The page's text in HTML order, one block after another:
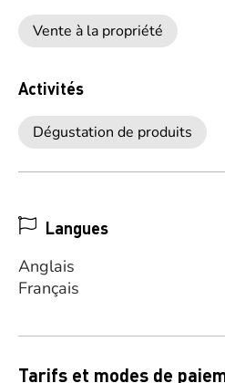
Vente à la propriété
Activités
Dégustation de produits
Langues
Anglais
Français
Tarifs et modes de